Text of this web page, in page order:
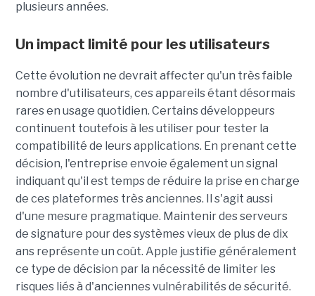
plusieurs années.
Un impact limité pour les utilisateurs
Cette évolution ne devrait affecter qu'un très faible
nombre d'utilisateurs, ces appareils étant désormais
rares en usage quotidien. Certains développeurs
continuent toutefois à les utiliser pour tester la
compatibilité de leurs applications. En prenant cette
décision, l'entreprise envoie également un signal
indiquant qu'il est temps de réduire la prise en charge
de ces plateformes très anciennes. Il s'agit aussi
d'une mesure pragmatique. Maintenir des serveurs
de signature pour des systèmes vieux de plus de dix
ans représente un coût. Apple justifie généralement
ce type de décision par la nécessité de limiter les
risques liés à d'anciennes vulnérabilités de sécurité.